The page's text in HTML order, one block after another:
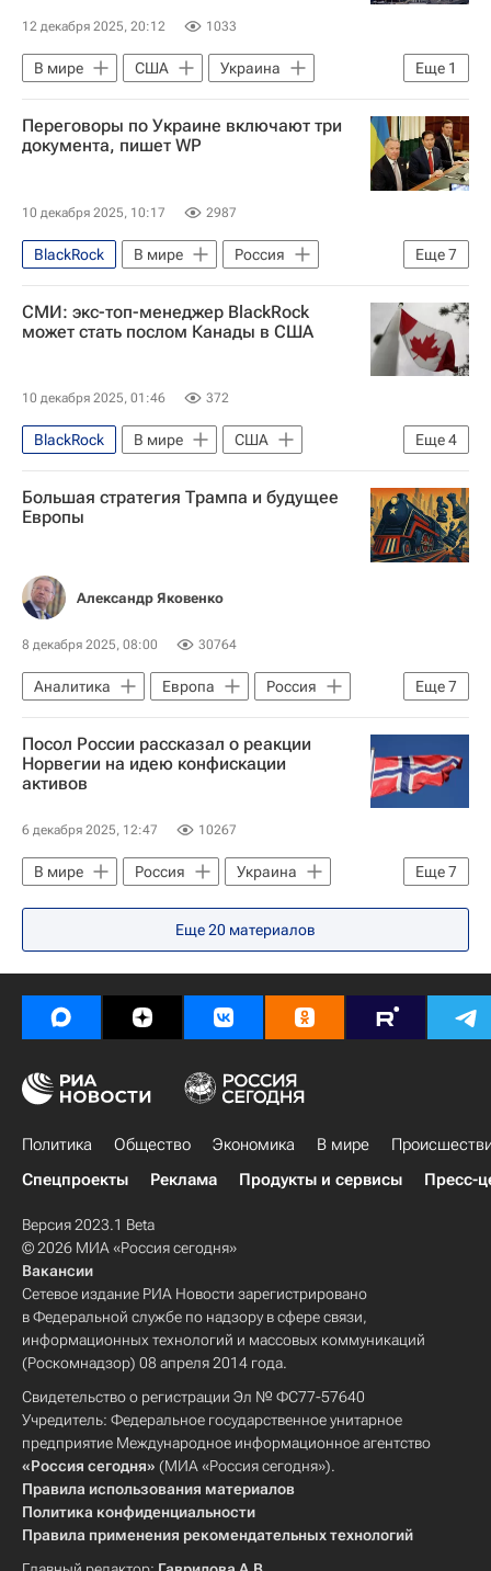
Эммануэль Макрон
Вооруженные силы Украины
НАТО
Москва
Ларри Джонсон
12 декабря 2025, 20:12 1033
Еще 1
В мире США
Украина
Всемирный банк
Переговоры по Украине включают три
документа, пишет WP
10 декабря 2025, 10:17 2987
Еще7
BlackRock В мире
Россия
США
Украина
Владимир Путин
Юрий Ушаков
Стив Уиткофф
Мирный план США по Украине
СМИ: экс-топ-менеджер BlackRock
может стать послом Канады в США
10 декабря 2025, 01:46 372
Еще4
BlackRock В мире
США
Канада
Мексика
Марк Карни
Дональд Трамп
Большая стратегия Трампа и будущее
Европы
Александр Яковенко
8 декабря 2025, 08:00 30764
Еще7
Аналитика Европа
Россия
Дональд Трамп
Илон Маск
Украина
Виктор Орбан
Европейский центральный банк
Евросоюз
Посол России рассказал о реакции
Норвегии на идею конфискации
активов
6 декабря 2025, 12:47 10267
Еще7
В мире Россия
Украина
Бельгия
Николай Корчунов
Тео Франкен
Евросоюз
Еврокомиссия
Европейский центральный банк
Еще20 материалов
Политика Общество Экономика В мире
Спецпроекты
Реклама Продукты и сервисы Пресс-
Версия 2023.1 Beta
© 2026 МИА «Россия сегодня»
Вакансии
Сетевое издание РИА Новости зарегистрировано
в Федеральной службе по надзору в сфере связи,
информационных технологий и массовых коммуникаций
(Роскомнадзор) 08 апреля 2014 года.
Свидетельство о регистрации Эл № ФС77-57640
Учредитель: Федеральное государственное унитарное
предприятие Международное информационное агентство
«Россия сегодня» (МИА «Россия сегодня»).
Правила использования материалов
Политика конфиденциальности
Правила применения рекомендательных технологий